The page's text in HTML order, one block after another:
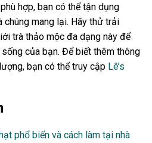
hợp, bạn có thể tận dụng
mang lại. Hãy thử trải
trà thảo mộc đa dạng này để
của bạn. Để biết thêm thông
bạn có thể truy cập Lê’s
phổ biến và cách làm tại nhà